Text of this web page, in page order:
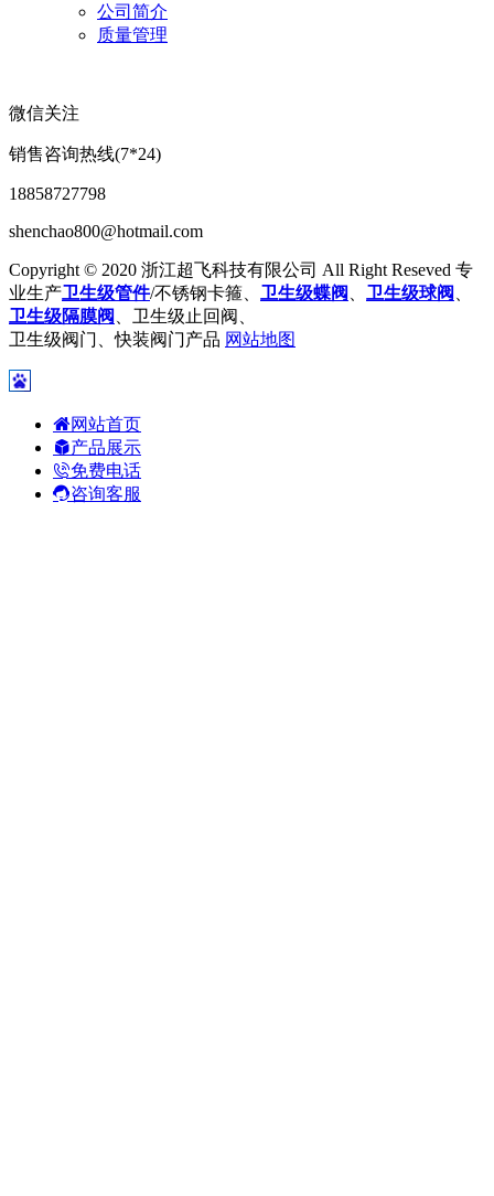
公司简介
质量管理
微信关注
销售咨询热线(7*24)
18858727798
shenchao800@hotmail.com
Copyright © 2020 浙江超飞科技有限公司 All Right Reseved 专
业生产卫生级管件/不锈钢卡箍、 卫生级蝶阀 、 卫生级球阀 、
卫生级隔膜阀 、卫生级止回阀、
卫生级阀门、快装阀门产品 网站地图
网站首页
产品展示
免费电话
咨询客服